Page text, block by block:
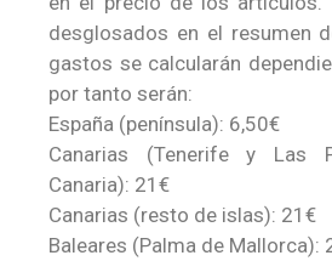
desglosados en el resumen
gastos se calcularán
por tanto serán:
España (península): 6,50€
Canarias (Tenerife y Las
Canaria): 21€
Canarias (resto de islas): 21€
Baleares (Palma de Mallorca):